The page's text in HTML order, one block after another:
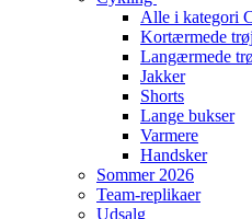
Lange bukser
Varmere
Handsker
Sommer 2026
Team-replikaer
Udsalg
Særlige udgaver
Gavekort
Custom design
Historier